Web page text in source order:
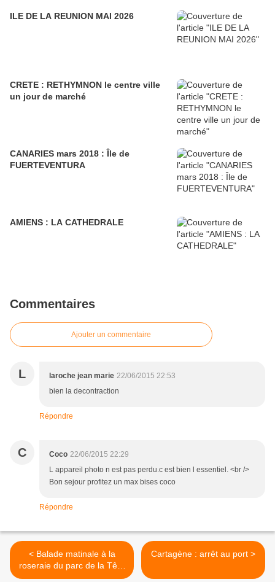
ILE DE LA REUNION MAI 2026
CRETE : RETHYMNON le centre ville
un jour de marché
CANARIES mars 2018 : Île de
FUERTEVENTURA
AMIENS : LA CATHEDRALE
Commentaires
Ajouter un commentaire
L laroche jean marie 22/06/2015 22:53
bien la decontraction
Répondre
C Coco 22/06/2015 22:29
L appareil photo n est pas perdu.c est bien l essentiel. <br />
Bon sejour profitez un max bises coco
Répondre
< Balade matinale à la
roseraie du parc de la Tête
d'Or
Cartagène : arrêt au port >